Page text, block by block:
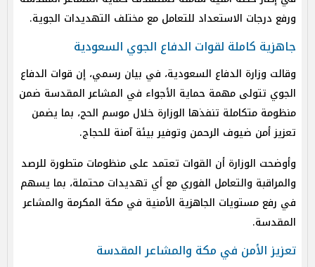
ورفع درجات الاستعداد للتعامل مع مختلف التهديدات الجوية.
جاهزية كاملة لقوات الدفاع الجوي السعودية
وقالت وزارة الدفاع السعودية، في بيان رسمي، إن قوات الدفاع
الجوي تتولى مهمة حماية الأجواء في المشاعر المقدسة ضمن
منظومة متكاملة تنفذها الوزارة خلال موسم الحج، بما يضمن
تعزيز أمن ضيوف الرحمن وتوفير بيئة آمنة للحجاج.
وأوضحت الوزارة أن القوات تعتمد على منظومات متطورة للرصد
والمراقبة والتعامل الفوري مع أي تهديدات محتملة، بما يسهم
في رفع مستويات الجاهزية الأمنية في مكة المكرمة والمشاعر
المقدسة.
تعزيز الأمن في مكة والمشاعر المقدسة